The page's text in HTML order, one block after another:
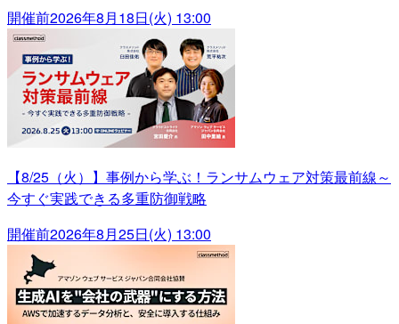
開催前2026年8月18日(火) 13:00
【8/25（火）】事例から学ぶ！ランサムウェア対策最前線～
今すぐ実践できる多重防御戦略
開催前2026年8月25日(火) 13:00